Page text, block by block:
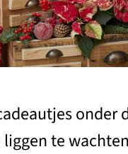
onder
te